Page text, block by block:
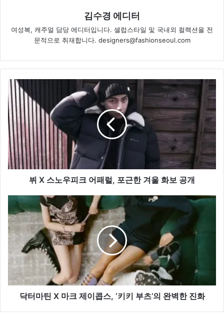
김수경 에디터
여성복, 캐주얼 담당 에디터입니다. 셀럽스타일 및 국내외 컬렉션을 전
문적으로 취재합니다. designers@fashionseoul.com
뷔
X
스
노
우
피
크
어
패
근
한
겨
울
보
공
뷔 X 스노우피크 어패럴, 포근한 겨울 화보 공개
닥
터
마
틴
마
크
이
닥터마틴 X 마크 제이콥스, ‘키키 부츠’의 완벽한 진화